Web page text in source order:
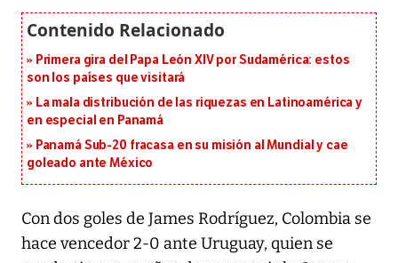
Primera gira del Papa León XIV por Sudamérica: estos
son los países que visitará
La mala distribución de las riquezas en Latinoamérica y
en especial en Panamá
Panamá Sub-20 fracasa en su misión al Mundial y cae
goleado ante México
Con dos goles de James Rodríguez, Colombia se
hace vencedor 2-0 ante Uruguay, quien se